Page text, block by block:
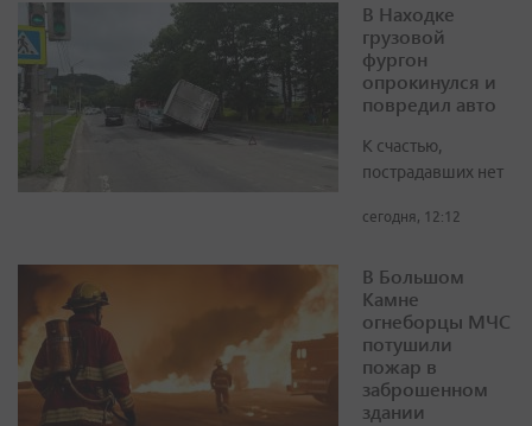
В Находке
грузовой
фургон
опрокинулся и
повредил авто
К счастью,
пострадавших нет
сегодня, 12:12
В Большом
Камне
огнеборцы МЧС
потушили
пожар в
заброшенном
здании